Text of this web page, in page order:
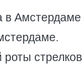
в
роты